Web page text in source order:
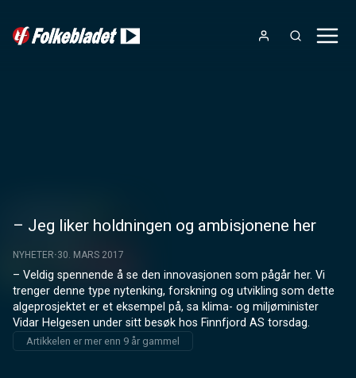
– Jeg liker holdningen og ambisjonene her
NYHETER 30. MARS 2017
– Veldig spennende å se den innovasjonen som pågår her. Vi
trenger denne type nytenking, forskning og utvikling som dette
algeprosjektet er et eksempel på, sa klima- og miljøminister
Vidar Helgesen under sitt besøk hos Finnfjord AS torsdag.
Artikkelen er mer enn 9 år gammel